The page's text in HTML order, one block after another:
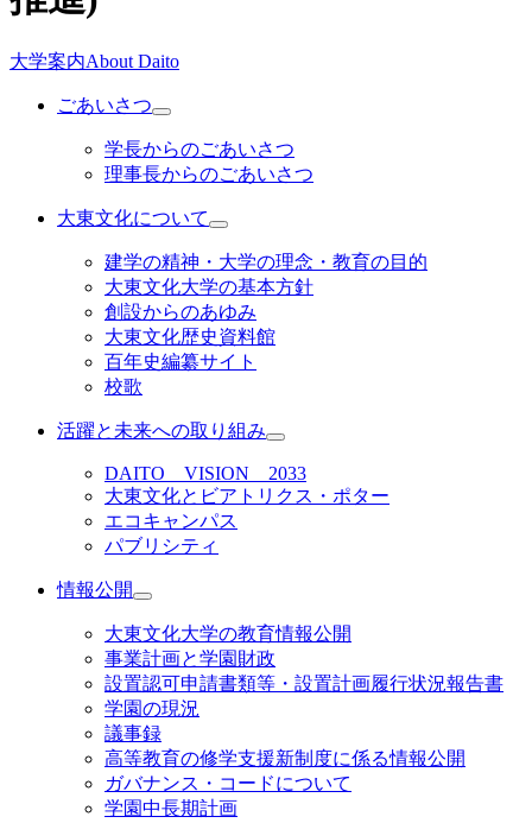
大学案内About Daito
ごあいさつ
学長からのごあいさつ
理事長からのごあいさつ
大東文化について
建学の精神・大学の理念・教育の目的
大東文化大学の基本方針
創設からのあゆみ
大東文化歴史資料館
百年史編纂サイト
校歌
活躍と未来への取り組み
DAITO VISION 2033
大東文化とビアトリクス・ポター
エコキャンパス
パブリシティ
情報公開
大東文化大学の教育情報公開
事業計画と学園財政
設置認可申請書類等・設置計画履行状況報告書
学園の現況
議事録
高等教育の修学支援新制度に係る情報公開
ガバナンス・コードについて
学園中長期計画